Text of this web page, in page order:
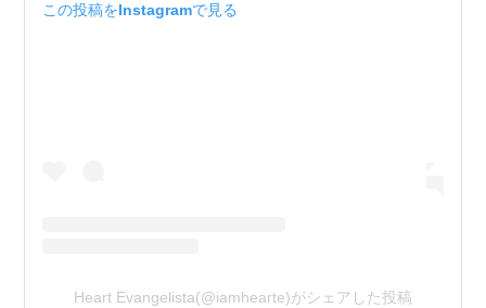
この投稿をInstagramで見る
Heart Evangelista(@iamhearte)がシェアした投稿